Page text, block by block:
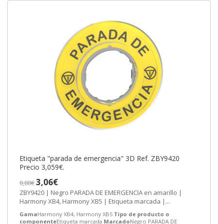
Etiqueta "parada de emergencia" 3D Ref. ZBY9420
Precio 3,059€.
8,88€3,06€
ZBY9420 | Negro PARADA DE EMERGENCIA en amarillo |
Harmony XB4, Harmony XB5 | Etiqueta marcada |...
GamaHarmony XB4, Harmony XB5 Tipo de producto o
componenteEtiqueta marcada MarcadoNegro PARADA DE